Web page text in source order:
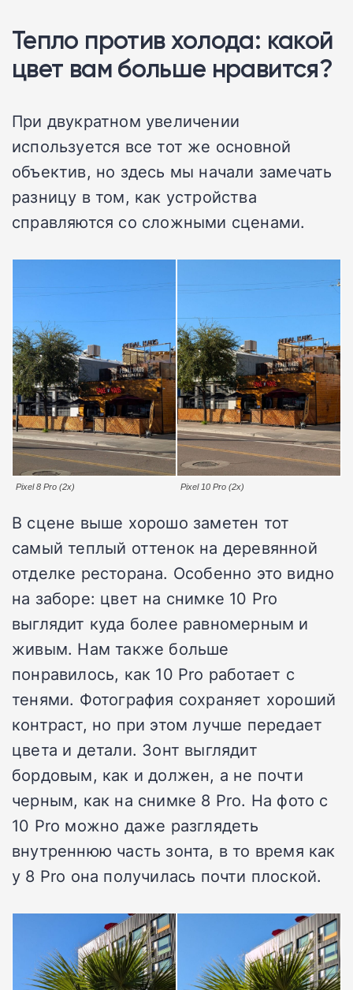
Тепло против холода: какой
цвет вам больше нравится?
При двукратном увеличении
используется все тот же основной
объектив, но здесь мы начали замечать
разницу в том, как устройства
справляются со сложными сценами.
Pixel 8 Pro (2x) Pixel 10 Pro (2x)
В сцене выше хорошо заметен тот
самый теплый оттенок на деревянной
отделке ресторана. Особенно это видно
на заборе: цвет на снимке 10 Pro
выглядит куда более равномерным и
живым. Нам также больше
понравилось, как 10 Pro работает с
тенями. Фотография сохраняет хороший
контраст, но при этом лучше передает
цвета и детали. Зонт выглядит
бордовым, как и должен, а не почти
черным, как на снимке 8 Pro. На фото с
10 Pro можно даже разглядеть
внутреннюю часть зонта, в то время как
у 8 Pro она получилась почти плоской.